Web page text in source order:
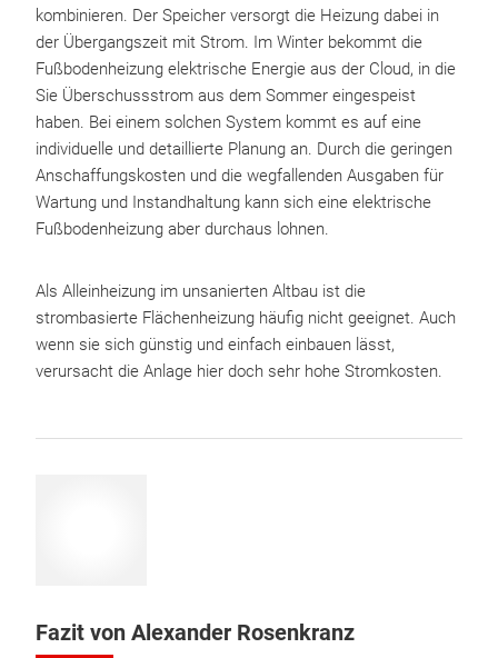
kombinieren. Der Speicher versorgt die Heizung dabei in
der Übergangszeit mit Strom. Im Winter bekommt die
Fußbodenheizung elektrische Energie aus der Cloud, in die
Sie Überschussstrom aus dem Sommer eingespeist
haben. Bei einem solchen System kommt es auf eine
individuelle und detaillierte Planung an. Durch die geringen
Anschaffungskosten und die wegfallenden Ausgaben für
Wartung und Instandhaltung kann sich eine elektrische
Fußbodenheizung aber durchaus lohnen.
Als Alleinheizung im unsanierten Altbau ist die
strombasierte Flächenheizung häufig nicht geeignet. Auch
wenn sie sich günstig und einfach einbauen lässt,
verursacht die Anlage hier doch sehr hohe Stromkosten.
Fazit von Alexander Rosenkranz